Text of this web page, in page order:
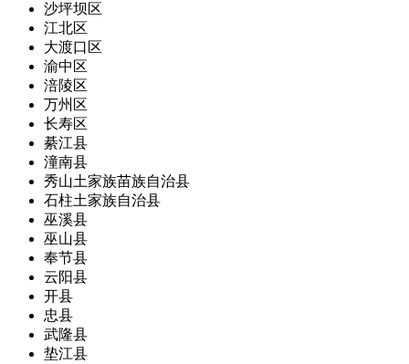
沙坪坝区
江北区
大渡口区
渝中区
涪陵区
万州区
长寿区
綦江县
潼南县
秀山土家族苗族自治县
石柱土家族自治县
巫溪县
巫山县
奉节县
云阳县
开县
忠县
武隆县
垫江县